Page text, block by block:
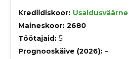
Krediidiskoor: Usaldusväärne
Maineskoor: 2680
Töötajaid: 5
Prognooskäive (2026): –